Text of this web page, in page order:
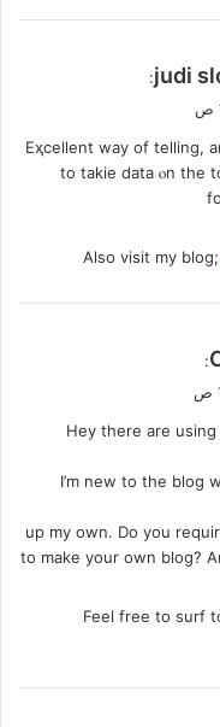
judi
:
Eҳcellent way of telling,
to takie data ⲟn the
Also visit my blog;
:
Hey there are
I’m new to the blog
up my own. Do you
to make your own blog?
Feel free to surf